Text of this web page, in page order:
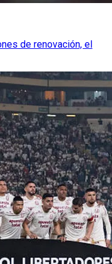
de renovación, el